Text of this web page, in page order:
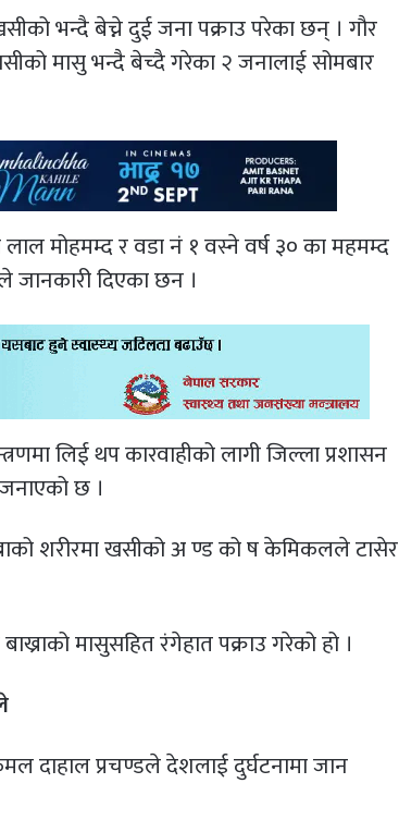
भन्दै बेच्ने दुई जना पक्राउ परेका छन् । गौर
मासु भन्दै बेच्दै गरेका २ जनालाई सोमबार
लाल मोहमम्द र वडा नं १ वस्ने वर्ष ३० का महमम्द
जानकारी दिएका छन ।
लिई थप कारवाहीको लागी जिल्ला प्रशासन
छ ।
शरीरमा खसीको अ ण्ड को ष केमिकलले टासेर
मासुसहित रंगेहात पक्राउ गरेको हो ।
दाहाल प्रचण्डले देशलाई दुर्घटनामा जान